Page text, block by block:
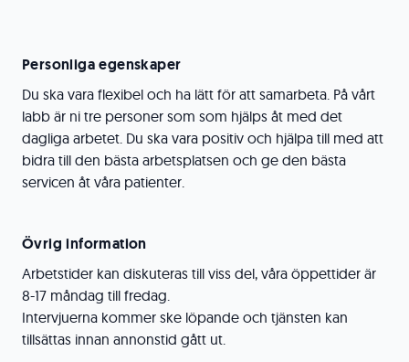
Personliga egenskaper
Du ska vara flexibel och ha lätt för att samarbeta. På vårt
labb är ni tre personer som som hjälps åt med det
dagliga arbetet. Du ska vara positiv och hjälpa till med att
bidra till den bästa arbetsplatsen och ge den bästa
servicen åt våra patienter.
Övrig information
Arbetstider kan diskuteras till viss del, våra öppettider är
8-17 måndag till fredag.
Intervjuerna kommer ske löpande och tjänsten kan
tillsättas innan annonstid gått ut.